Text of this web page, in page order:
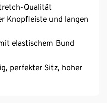
Qualität
Knopfleiste und langen
elastischem Bund
perfekter Sitz, hoher